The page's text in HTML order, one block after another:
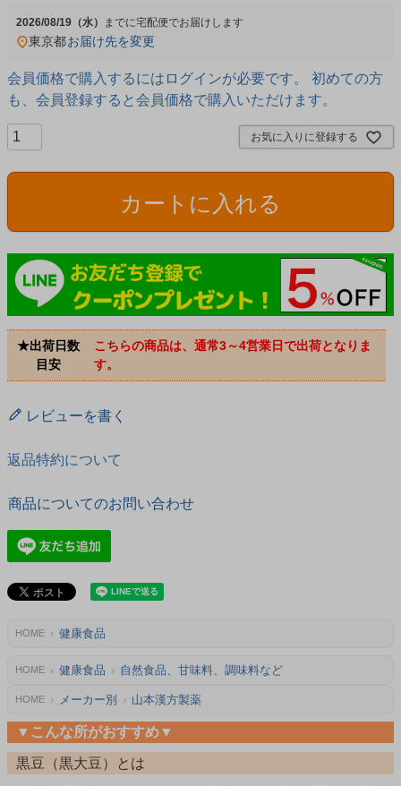
2026/08/19（水） 宅配便
東京都お届け先を変更
会員価格で購入するにはログインが必要です。 初めての方
も、会員登録すると会員価格で購入いただけます。
お気に入りに登録する
カートに入れる
★出荷日数
目安
こちらの商品は、通常3～4営業日で出荷となりま
す。
レビューを書く
返品特約について
商品についてのお問い合わせ
HOME 健康食品
HOME 健康食品 自然食品、甘味料、調味料など
HOME メーカー別 山本漢方製薬
▼こんな所がおすすめ▼
黒豆（黒大豆）とは